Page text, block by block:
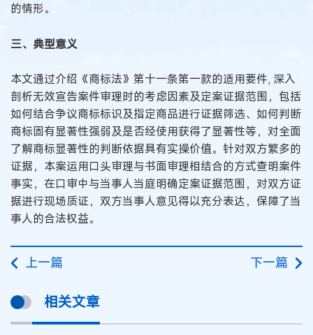
的情形。
三、典型意义
本文通过介绍《商标法》第十一条第一款的适用要件, 深入
剖析无效宣告案件审理时的考虑因素及定案证据范围，包括
如何结合争议商标标识及指定商品进行证据筛选、如何判断
商标固有显著性强弱及是否经使用获得了显著性等，对全面
了解商标显著性的判断依据具有实操价值。针对双方繁多的
证据，本案运用口头审理与书面审理相结合的方式查明案件
事实，在口审中与当事人当庭明确定案证据范围，对双方证
据进行现场质证，双方当事人意见得以充分表达，保障了当
事人的合法权益。
上一篇 下一篇
相关文章